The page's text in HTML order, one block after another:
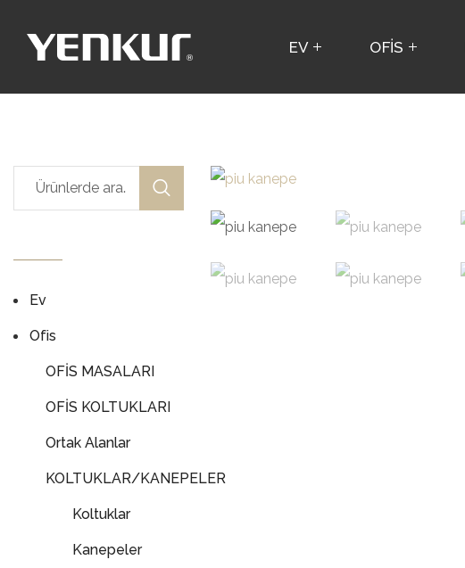
EV OFİS
Ev
Ofis
OFİS MASALARI
OFİS KOLTUKLARI
Ortak Alanlar
KOLTUKLAR/KANEPELER
Koltuklar
Kanepeler